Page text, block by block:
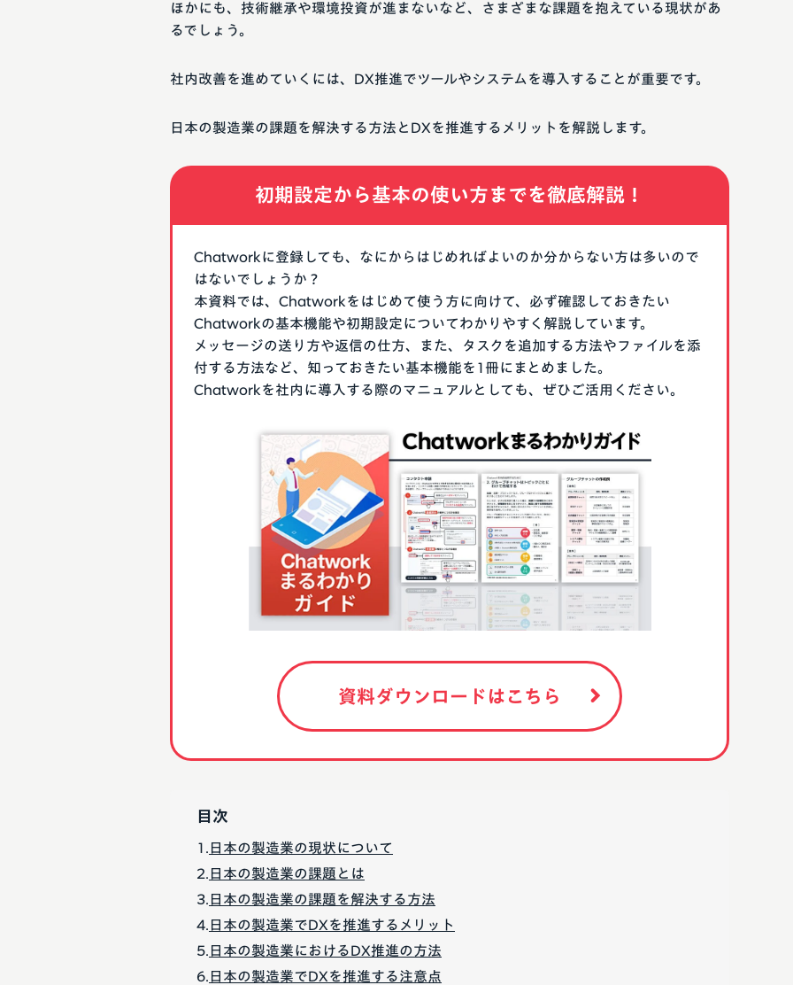
日本の製造業の課題を解決する方法とDXを推進するメリットを解説します。
社内改善を進めていくには、DX推進でツールやシステムを導入することが重要です。
ほかにも、技術継承や環境投資が進まないなど、さまざまな課題を抱えている現状があ
るでしょう。
初期設定から基本の使い方までを徹底解説！
Chatworkに登録しても、なにからはじめればよいのか分からない方は多いので
はないでしょうか？
本資料では、Chatworkをはじめて使う方に向けて、必ず確認しておきたい
Chatworkの基本機能や初期設定についてわかりやすく解説しています。
メッセージの送り方や返信の仕方、また、タスクを追加する方法やファイルを添
付する方法など、知っておきたい基本機能を1冊にまとめました。
Chatworkを社内に導入する際のマニュアルとしても、ぜひご活用ください。
資料ダウンロードはこちら
目次
日本の製造業の現状について
日本の製造業の課題とは
日本の製造業の課題を解決する方法
日本の製造業でDXを推進するメリット
日本の製造業におけるDX推進の方法
日本の製造業でDXを推進する注意点